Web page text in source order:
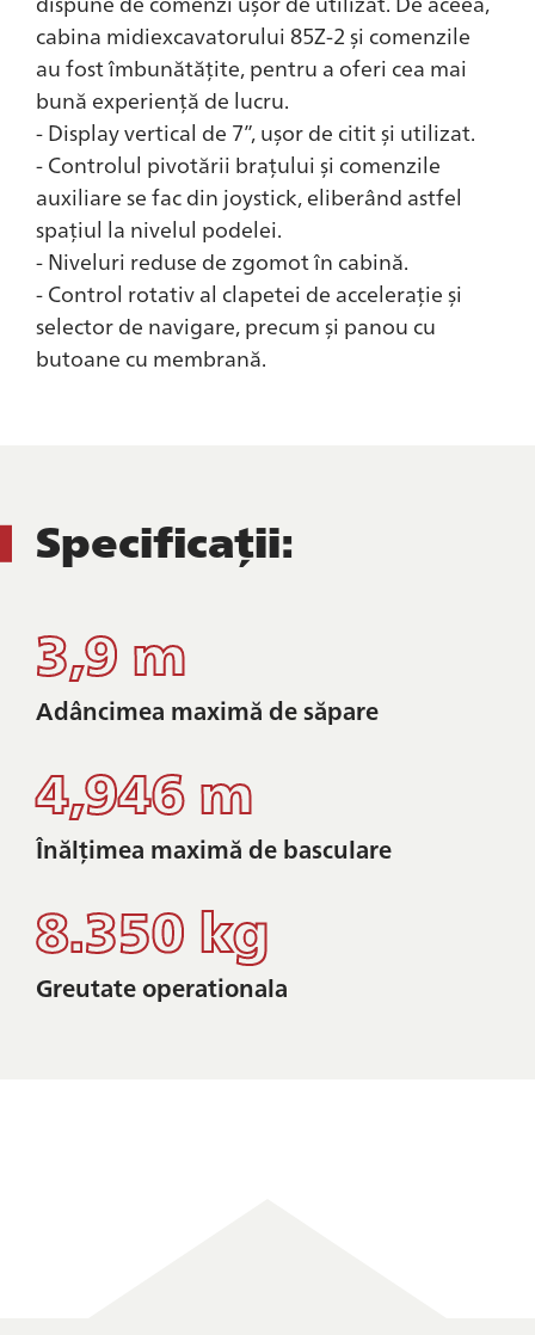
cabina midiexcavatorului 85Z-2 și comenzile
au fost îmbunătățite, pentru a oferi cea mai
bună experiență de lucru.
- Display vertical de 7”, ușor de citit și utilizat.
- Controlul pivotării brațului și comenzile
auxiliare se fac din joystick, eliberând astfel
spațiul la nivelul podelei.
- Niveluri reduse de zgomot în cabină.
- Control rotativ al clapetei de accelerație și
selector de navigare, precum și panou cu
butoane cu membrană.
Specificații:
3,9 m
Adâncimea maximă de săpare
4,946 m
Înălțimea maximă de basculare
8.350 kg
Greutate operationala